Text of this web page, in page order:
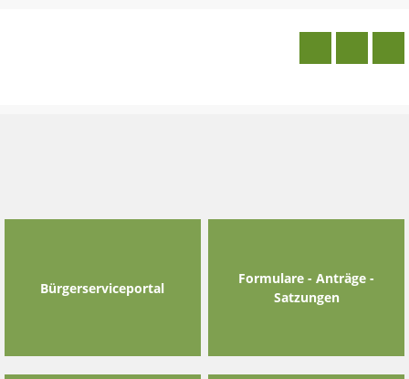
Bürgerserviceportal
Formulare - Anträge -
Satzungen